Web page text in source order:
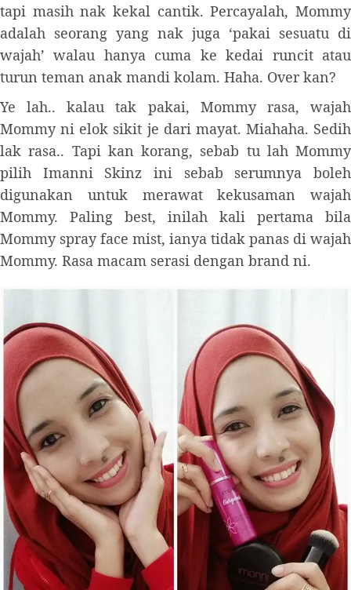
tapi masih nak kekal cantik. Percayalah, Mommy
adalah seorang yang nak juga ‘pakai sesuatu di
wajah’ walau hanya cuma ke kedai runcit atau
turun teman anak mandi kolam. Haha. Over kan?
Ye lah.. kalau tak pakai, Mommy rasa, wajah
Mommy ni elok sikit je dari mayat. Miahaha. Sedih
lak rasa.. Tapi kan korang, sebab tu lah Mommy
pilih Imanni Skinz ini sebab serumnya boleh
digunakan untuk merawat kekusaman wajah
Mommy. Paling best, inilah kali pertama bila
Mommy spray face mist, ianya tidak panas di wajah
Mommy. Rasa macam serasi dengan brand ni.